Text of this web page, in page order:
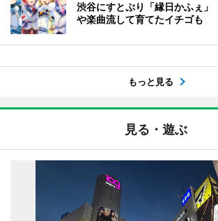
渋谷にすとぷり「縁日かふぇ
や楽曲流して育てたイチゴも
もっと見る
見る・遊ぶ